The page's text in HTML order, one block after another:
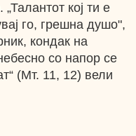
кој ти е
го, грешна душо",
кондак на
со напор се
(Мт. 11, 12) вели